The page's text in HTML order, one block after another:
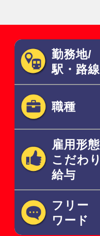
勤務地/
駅・路線
職種
雇用形態
こだわり
給与
フリー
ワード